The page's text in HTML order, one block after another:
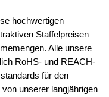
hochwertigen
Staffelpreisen
Alle unsere
RoHS- und REACH-
für den
unserer langjährigen